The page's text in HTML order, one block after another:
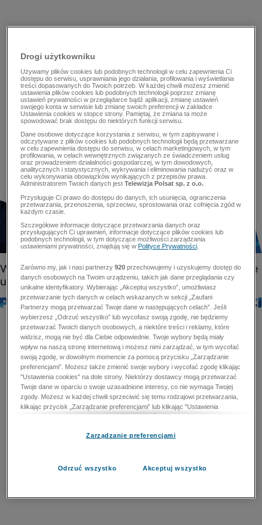
Drogi użytkowniku
Używamy plików cookies lub podobnych technologii w celu zapewnienia Ci
dostępu do serwisu, usprawniania jego działania, profilowania i wyświetlania
treści dopasowanych do Twoich potrzeb. W każdej chwili możesz zmienić
ustawienia plików cookies lub podobnych technologii poprzez zmianę
ustawień prywatności w przeglądarce bądź aplikacji, zmianę ustawień
swojego konta w serwisie lub zmianę swoich preferencji w zakładce
Ustawienia cookies w stopce strony. Pamiętaj, że zmiana ta może
spowodować brak dostępu do niektórych funkcji serwisu.
Dane osobowe dotyczące korzystania z serwisu, w tym zapisywane i
odczytywane z plików cookies lub podobnych technologii będą przetwarzane
w celu zapewnienia dostępu do serwisu, w celach marketingowych, w tym
profilowania, w celach wewnętrznych związanych ze świadczeniem usług
oraz prowadzeniem działalności gospodarczej, w tym dowodowych,
analitycznych i statystycznych, wykrywania i eliminowania nadużyć oraz w
celu wykonywania obowiązków wynikających z przepisów prawa.
Administratorem Twoich danych jestTelewizja Polsat sp. z o.o.
Przysługuje Ci prawo do dostępu do danych, ich usunięcia, ograniczenia
przetwarzania, przenoszenia, sprzeciwu, sprostowania oraz cofnięcia zgód w
każdym czasie.
Szczegółowe informacje dotyczące przetwarzania danych oraz
przysługujących Ci uprawnień, informacje dotyczące plików cookies lub
podobnych technologii, w tym dotyczące możliwości zarządzania
ustawieniami prywatności, znajdują się wPolityce Prywatności
Zarówno my, jak i nasi partnerzy920 przechowujemy i uzyskujemy dostęp do
danych osobowych na Twoim urządzeniu, takich jak dane przeglądania czy
unikalne identyfikatory. Wybierając „Akceptuj wszystko”, umożliwiasz
przetwarzanie tych danych w celach wskazanych w sekcji „Zaufani
Partnerzy mogą przetwarzać Twoje dane w następujących celach”. Jeśli
wybierzesz „Odrzuć wszystko” lub wycofasz swoją zgodę, nie będziemy
przetwarzać Twoich danych osobowych, a niektóre treści i reklamy, które
widzisz, mogą nie być dla Ciebie odpowiednie. Twoje wybory będą miały
wpływ na naszą stronę internetową i możesz nimi zarządzać, w tym wycofać
swoją zgodę, w dowolnym momencie za pomocą przycisku „Zarządzanie
preferencjami”. Możesz także zmienić swoje wybory i wycofać zgodę klikając
"Ustawienia cookies" na dole strony. Niektórzy dostawcy mogą przetwarzać
Twoje dane w oparciu o swoje uzasadnione interesy, co nie wymaga Twojej
zgody. Możesz w każdej chwili sprzeciwić się temu rodzajowi przetwarzania,
klikając przycisk „Zarządzanie preferencjami” lub klikając "Ustawienia
cookies" na dole strony. Nie możesz sprzeciwić się przetwarzaniu przez
zapobiegania oszustwom i naprawiania błędów, a w tym celu mogą zostać
przetwarzaniu danych osobowych w celu dostarczania i prezentacji reklam i
Zarządzanie preferencjami
Odrzuć wszystko Akceptuj wszystko